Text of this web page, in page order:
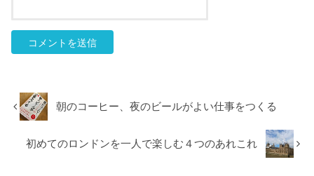
朝のコーヒー、夜のビールがよい仕事をつくる
初めてのロンドンを一人で楽しむ４つのあれこれ